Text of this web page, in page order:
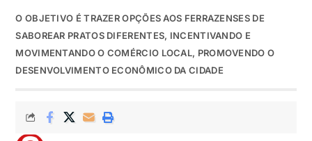
O OBJETIVO É TRAZER OPÇÕES AOS FERRAZENSES DE
SABOREAR PRATOS DIFERENTES, INCENTIVANDO E
MOVIMENTANDO O COMÉRCIO LOCAL, PROMOVENDO O
DESENVOLVIMENTO ECONÔMICO DA CIDADE